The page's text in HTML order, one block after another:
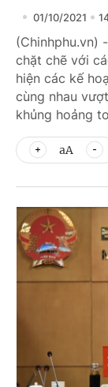
01/10/2021
(Chinhphu.vn)
chặt chẽ với
hiện các kế
cùng nhau
khủng hoảng
aA